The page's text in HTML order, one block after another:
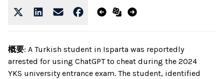
概要: A Turkish student in Isparta was reportedly
arrested for using ChatGPT to cheat during the 2024
YKS university entrance exam. The student, identified